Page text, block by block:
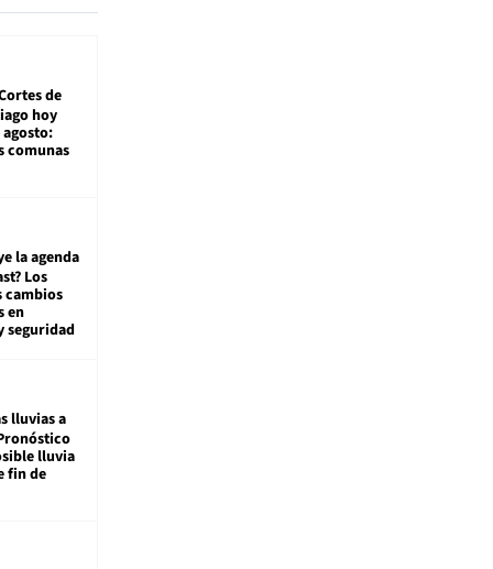
de
hoy
agosto:
comunas
la agenda
Los
cambios
en
seguridad
lluvias a
lluvia
fin de